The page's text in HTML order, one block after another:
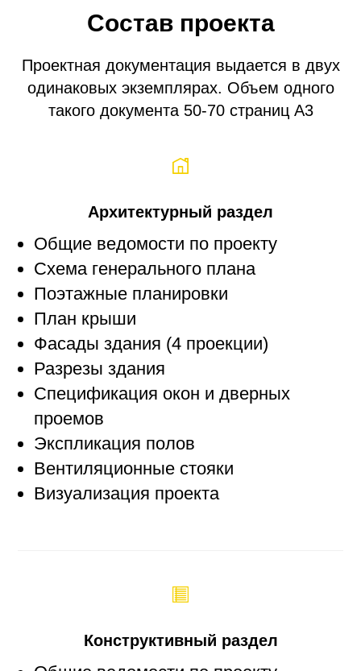
Состав проекта
Проектная документация выдается в двух
одинаковых экземплярах. Объем одного
такого документа 50-70 страниц A3
Архитектурный раздел
Общие ведомости по проекту
Схема генерального плана
Поэтажные планировки
План крыши
Фасады здания (4 проекции)
Разрезы здания
Спецификация окон и дверных
проемов
Экспликация полов
Вентиляционные стояки
Визуализация проекта
Конструктивный раздел